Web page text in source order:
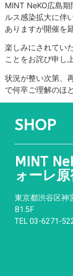
MINT NeKO広島
ルス感染拡大に伴
ありますが開催を
楽しみにされてい
ことをお詫び申し
状況が整い次第、
で何卒ご理解のほ
SHOP
MINT
ォーレ
東京都渋谷区神
B1.5F
TEL 03-6271-